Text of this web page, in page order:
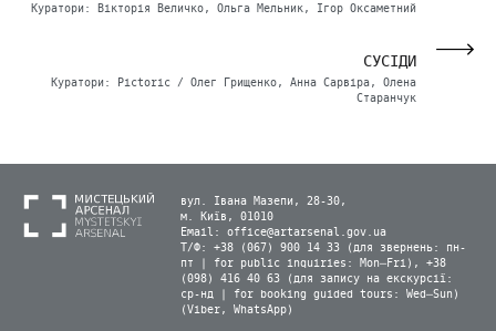
Куратори: Вікторія Величко, Ольга Мельник, Ігор Оксаметний
СУСІДИ
Куратори: Pictoric / Олег Грищенко, Анна Сарвіра, Олена
Старанчук
вул. Івана Мазепи, 28-30,
м. Київ, 01010
Email: office@artarsenal.gov.ua
Т/Ф: +38 (067) 900 14 33 (для звернень: пн-
пт | for public inquiries: Mon–Fri), +38
(098) 416 40 63 (для запису на екскурсії:
ср-нд | for booking guided tours: Wed–Sun)
(Viber, WhatsApp)